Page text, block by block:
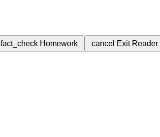
fact_check Homework cancel Exit Reader